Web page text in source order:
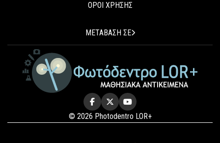
ΟΡΟΙ ΧΡΗΣΗΣ
ΜΕΤΑΒΑΣΗ ΣΕ
© 2026 Photodentro LOR+